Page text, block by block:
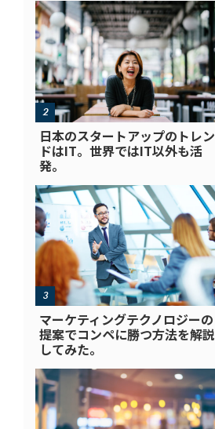
日本のスタートアップのトレン
ドはIT。世界ではIT以外も活
発。
マーケティングテクノロジーの
提案でコンペに勝つ方法を解説
してみた。